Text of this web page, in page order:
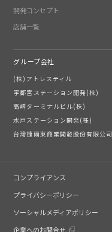
開発コンセプト
店舗一覧
グループ会社
(株)アトレスティル
宇都宮ステーション開発(株)
高崎ターミナルビル(株)
水戸ステーション開発(株)
台灣捷爾東商業開發股份有限公司
コンプライアンス
プライバシーポリシー
ソーシャルメディアポリシー
企業へのお問合せ